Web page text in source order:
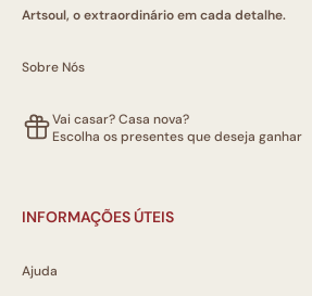
Artsoul, o extraordinário em cada detalhe.
Sobre Nós
Vai casar? Casa nova?
Escolha os presentes que deseja ganhar
INFORMAÇÕES ÚTEIS
Ajuda